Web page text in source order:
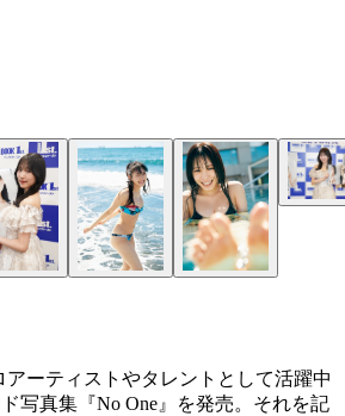
ーティストやタレントとして活躍中
写真集『No One』を発売。それを記